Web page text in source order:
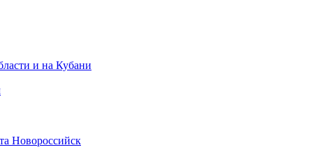
и на Кубани
Новороссийск